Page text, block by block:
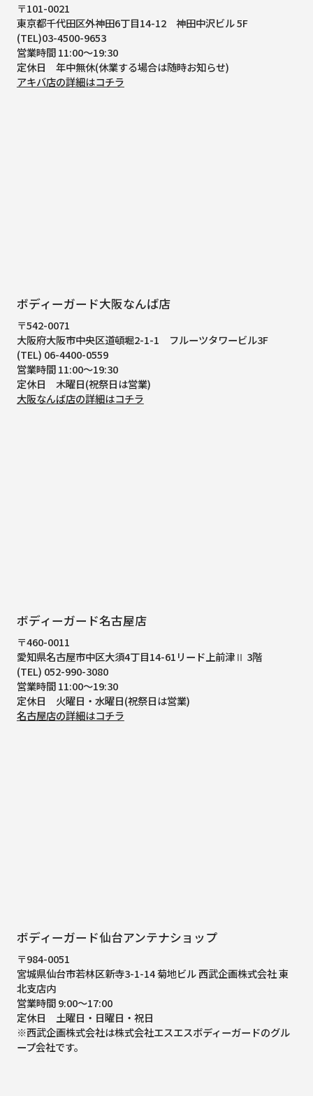
〒101-0021
東京都千代田区外神田6丁目14-12 神田中沢ビル 5F
(TEL)03-4500-9653
営業時間 11:00～19:30
定休日 年中無休(休業する場合は随時お知らせ)
アキバ店の詳細はコチラ
ボディーガード大阪なんば店
〒542-0071
大阪府大阪市中央区道頓堀2-1-1
フルーツタワービル3F
(TEL) 06-4400-0559
営業時間 11:00～19:30
定休日 木曜日(祝祭日は営業)
大阪なんば店の詳細はコチラ
ボディーガード名古屋店
〒460-0011
愛知県名古屋市中区大須4丁目14-61リード上前津Ⅱ 3階
(TEL) 052-990-3080
営業時間 11:00～19:30
定休日 火曜日・水曜日(祝祭日は営業)
名古屋店の詳細はコチラ
ボディーガード仙台アンテナショップ
〒984-0051
宮城県仙台市若林区新寺3-1-14 菊地ビル 西武企画株式会社 東
北支店内
営業時間 9:00～17:00
定休日 土曜日・日曜日・祝日
※西武企画株式会社は株式会社エスエスボディーガードのグル
ープ会社です。